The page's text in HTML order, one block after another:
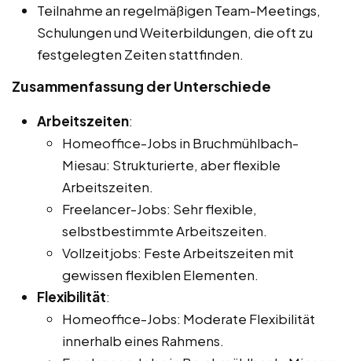
Teilnahme an regelmäßigen Team-Meetings,
Schulungen und Weiterbildungen, die oft zu
festgelegten Zeiten stattfinden.
Zusammenfassung der Unterschiede
Arbeitszeiten:
Homeoffice-Jobs in Bruchmühlbach-
Miesau: Strukturierte, aber flexible
Arbeitszeiten.
Freelancer-Jobs: Sehr flexible,
selbstbestimmte Arbeitszeiten.
Vollzeitjobs: Feste Arbeitszeiten mit
gewissen flexiblen Elementen.
Flexibilität:
Homeoffice-Jobs: Moderate Flexibilität
innerhalb eines Rahmens.